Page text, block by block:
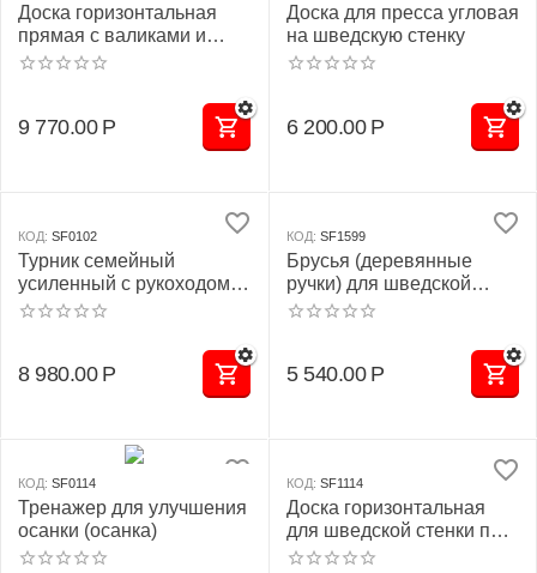
Доска горизонтальная
прямая с валиками и
раскладной ногой для
9 770.00 Р
Доска для пресса угловая
на шведскую стенку
6 200.00 Р
КОД: SF0102
Турник семейный
усиленный с рукоходом
для шведской стенки
8 980.00 Р
КОД: SF1599
Брусья (деревянные
ручки) для шведской
стенки (разборные)
5 540.00 Р
КОД: SF0114
Тренажер для улучшения
осанки (осанка)
КОД: SF1114
Доска горизонтальная
для шведской стенки под
штангу